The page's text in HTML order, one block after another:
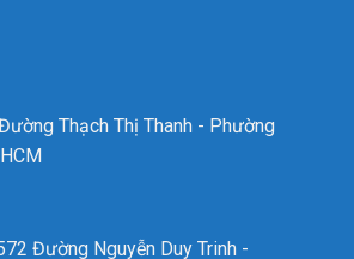
Thạch Thị Thanh - Phường
Đường Nguyễn Duy Trinh -